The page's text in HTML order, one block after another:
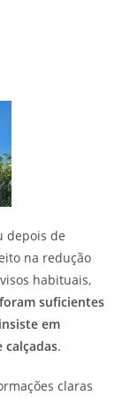
depois de
na redução
habituais,
suficientes
em
.
claras